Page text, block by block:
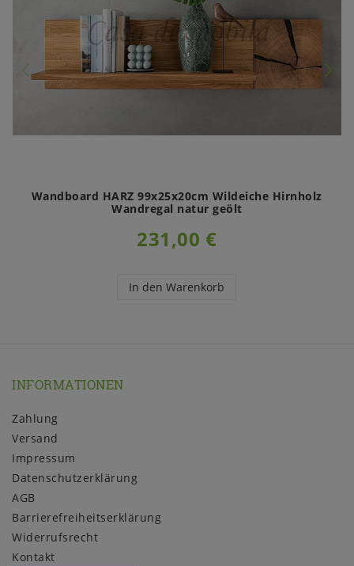
Wandboard HARZ 99x25x20cm Wildeiche Hirnholz
Wandregal natur geölt
231,00 €
In den Warenkorb
INFORMATIONEN
Zahlung
Versand
Impressum
Daten­schutz­erklärung
AGB
Barrierefreiheitserklärung
Widerrufs­recht
Kontakt